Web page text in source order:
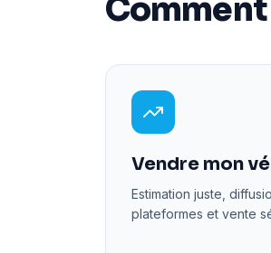
Vendre mon
Estimation juste,
plateformes et vente